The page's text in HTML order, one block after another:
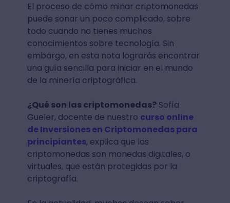
El proceso de cómo minar criptomonedas
puede sonar un poco complicado, sobre
todo cuando no tienes muchos
conocimientos sobre tecnología. Sin
embargo, en esta nota lograrás encontrar
una guía sencilla para iniciar en el mundo
de la minería criptográfica.
¿Qué son las criptomonedas?Sofía
Gueler, docente de nuestro curso online
de Inversiones en Criptomonedas para
principiantes, explica que las
criptomonedas son monedas digitales, o
virtuales, que están protegidas por la
criptografía.